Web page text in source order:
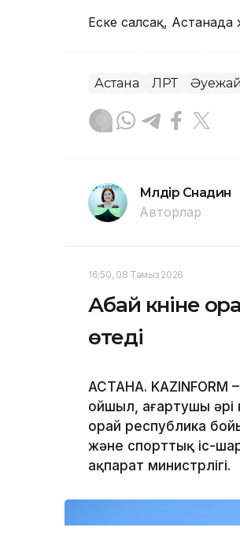
Еске салсақ,
Астана ЛРТ Әуежай
Мөлдір Снадин
Авторлар
16:50, 08 Тамыз 2026
Абай күніне
өтеді
АСТАНА. KAZINFORM
ойшыл, ағартушы әрі
орай республика
және спорттық іс-
ақпарат министрлігі.